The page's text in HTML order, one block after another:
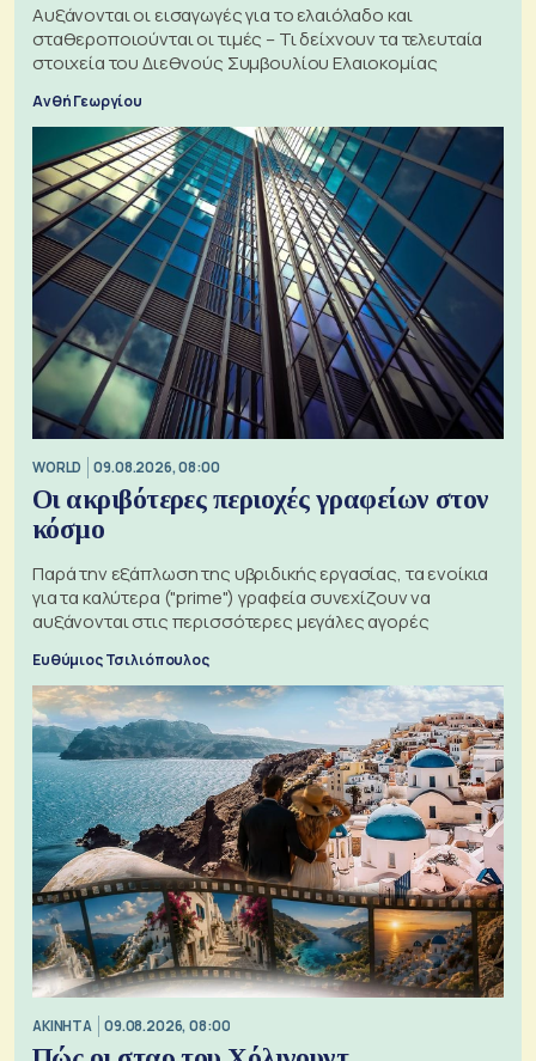
Αυξάνονται οι εισαγωγές για το ελαιόλαδο και
σταθεροποιούνται οι τιμές – Τι δείχνουν τα τελευταία
στοιχεία του Διεθνούς Συμβουλίου Ελαιοκομίας
Ανθή Γεωργίου
WORLD 09.08.2026, 08:00
Οι ακριβότερες περιοχές γραφείων στον
κόσμο
Παρά την εξάπλωση της υβριδικής εργασίας, τα ενοίκια
για τα καλύτερα ("prime") γραφεία συνεχίζουν να
αυξάνονται στις περισσότερες μεγάλες αγορές
Ευθύμιος Τσιλιόπουλος
ΑΚΙΝΗΤΑ 09.08.2026, 08:00